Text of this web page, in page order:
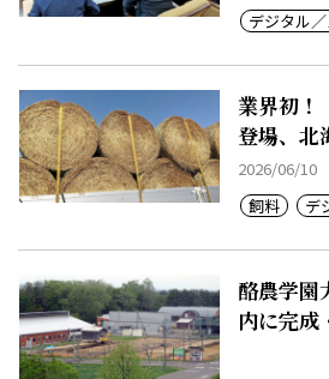
デジタル
業界初！
登場、北
2026/06/10
飼料
デ
酪農学園
内に完成